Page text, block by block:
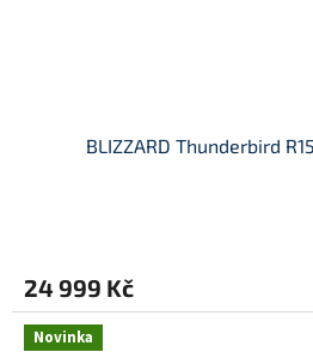
BLIZZARD Thunderbird
24 999 Kč
Novinka